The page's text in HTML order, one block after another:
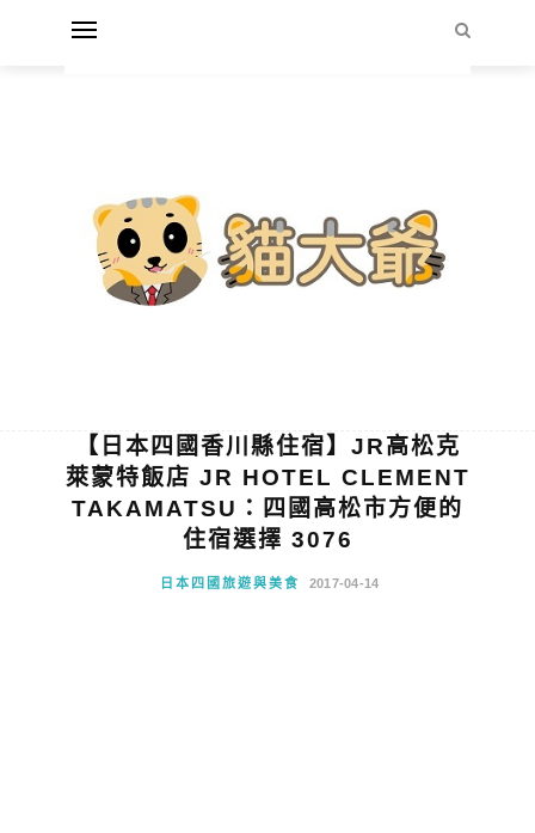
【日本四國香川縣住宿】JR高松克
萊蒙特飯店 JR HOTEL CLEMENT
TAKAMATSU：四國高松市方便的
住宿選擇 3076
日本四國旅遊與美食 2017-04-14